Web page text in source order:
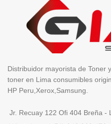
Distribuidor mayorista de Toner
toner en Lima consumibles
HP Peru,Xerox,Samsung.
Jr. Recuay 122 Ofi 404 Breña -